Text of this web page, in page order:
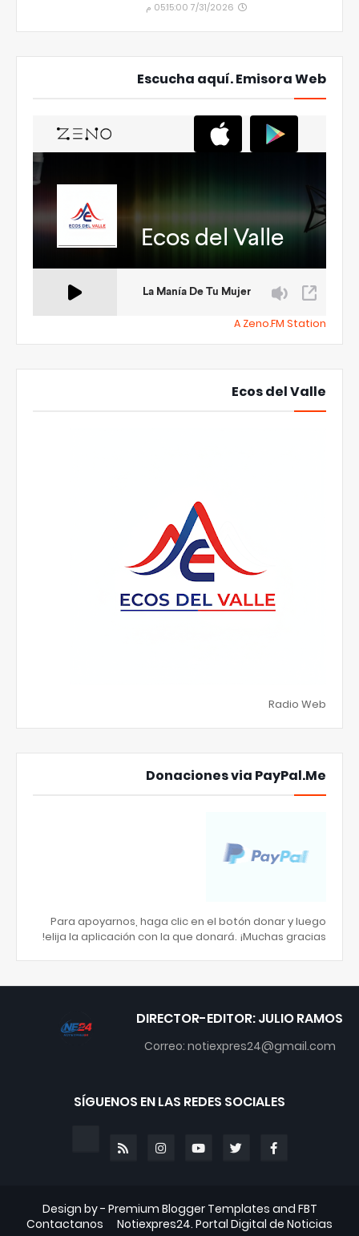
7/31/2026 05:15:00 م
Escucha aquí. Emisora Web
A Zeno.FM Station
Ecos del Valle
Radio Web
Donaciones via PayPal.Me
Para apoyarnos, haga clic en el botón donar y luego
elija la aplicación con la que donará. ¡Muchas gracias!
DIRECTOR-EDITOR: JULIO RAMOS
Correo: notiexpres24@gmail.com
SÍGUENOS EN LAS REDES SOCIALES
Design by - Premium Blogger Templates and FBT
Notiexpres24. Portal Digital de Noticias
Contactanos